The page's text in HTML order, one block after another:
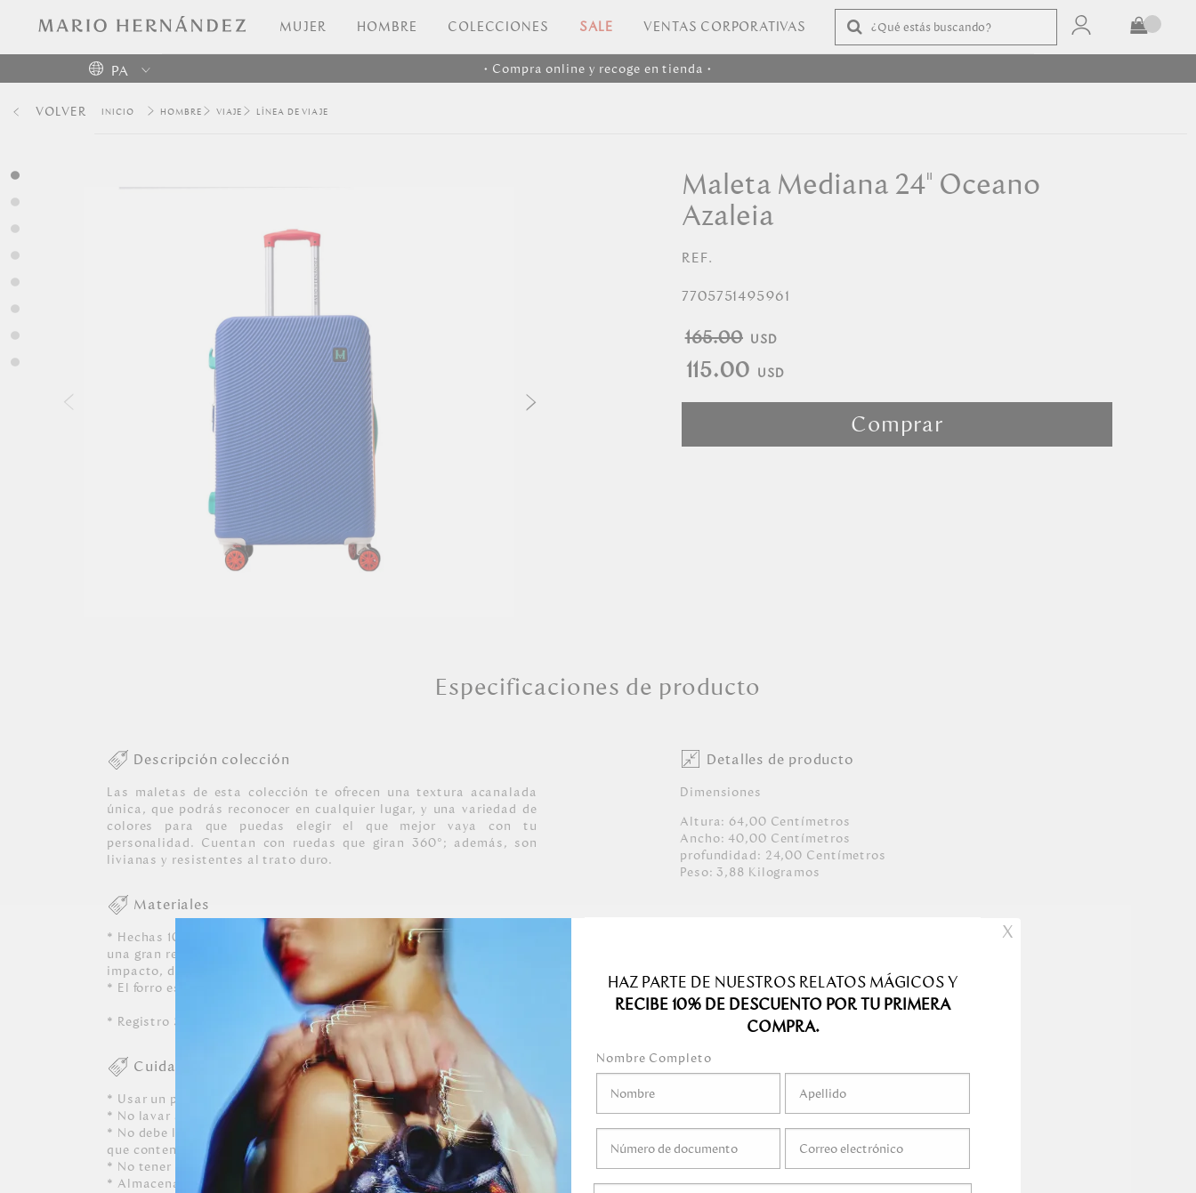
MUJER HOMBRE COLECCIONES SALE VENTAS CORPORATIVAS
PA
Colombia
• Compra online y recoge en tienda •
VOLVER HOMBRE VIAJE LÍNEA DE VIAJE
Maleta Mediana 24" Oceano
Azaleia
REF.
7705751495961
165.00
115.00
Comprar
Especificaciones de producto
Descripción colección
Las maletas de esta colección te ofrecen una textura acanalada
única, que podrás reconocer en cualquier lugar, y una variedad de
colores para que puedas elegir el que mejor vaya con tu
personalidad. Cuentan con ruedas que giran 360°; además, son
livianas y resistentes al trato duro.
Materiales
* Hechas 100% en ABS - polímero de alto impacto que proporcina
una gran resistencia a la maleta. Material muy resistente al
impacto, duro, rígido y con alta resistencia al desgaste.
* El forro es 100% poliéster con recubrimiento impermeable.
* Registro SIC: 860066471
Cuidados
* Usar un paño blanco limpio ligeramente húmedo.
* No lavar a máquina, ni usar detergentes. No mojar.
* No debe limpiarse, ni dejarle caer perfumes, gel ni ningún líquido
que contenga alcohol o solvente.
* No tener contacto con tinta de bolígrafos, ni marcadores.
* Almacenar siempre en lugares ventilados.
Detalles de producto
Dimensiones
Altura: 64,00 Centímetros
Ancho: 40,00 Centímetros
profundidad: 24,00 Centímetros
Peso:3,88 Kilogramos
X
HAZ PARTE DE NUESTROS RELATOS MÁGICOS Y
RECIBE 10% DE DESCUENTO POR TU PRIMERA
COMPRA.
Nombre Completo